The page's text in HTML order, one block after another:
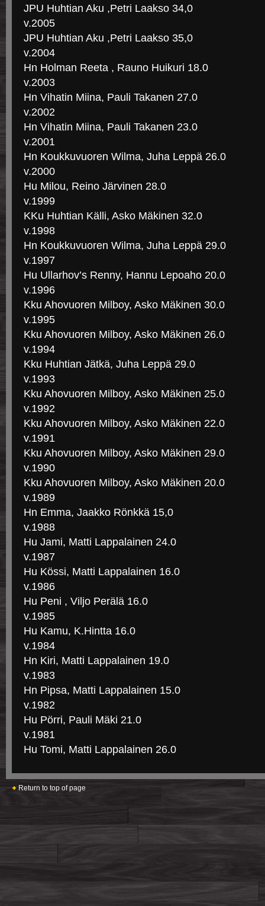
JPU Huhtian Aku ,Petri Laakso 34,0
v.2005
JPU Huhtian Aku ,Petri Laakso 35,0
v.2004
Hn Holman Reeta , Rauno Huikuri 18.0
v.2003
Hn Vihatin Miina, Pauli Takanen 27.0
v.2002
Hn Vihatin Miina, Pauli Takanen 23.0
v.2001
Hn Koukkuvuoren Wilma, Juha Leppä 26.0
v.2000
Hu Milou, Reino Järvinen 28.0
v.1999
KKu Huhtian Källi, Asko Mäkinen 32.0
v.1998
Hn Koukkuvuoren Wilma, Juha Leppä 29.0
v.1997
Hu Ullarhov’s Renny, Hannu Lepoaho 20.0
v.1996
Kku Ahovuoren Milboy, Asko Mäkinen 30.0
v.1995
Kku Ahovuoren Milboy, Asko Mäkinen 26.0
v.1994
Kku Huhtian Jätkä, Juha Leppä 29.0
v.1993
Kku Ahovuoren Milboy, Asko Mäkinen 25.0
v.1992
Kku Ahovuoren Milboy, Asko Mäkinen 22.0
v.1991
Kku Ahovuoren Milboy, Asko Mäkinen 29.0
v.1990
Kku Ahovuoren Milboy, Asko Mäkinen 20.0
v.1989
Hn Emma, Jaakko Rönkkä 15,0
v.1988
Hu Jami, Matti Lappalainen 24.0
v.1987
Hu Kössi, Matti Lappalainen 16.0
v.1986
Hu Peni , Viljo Perälä 16.0
v.1985
Hu Kamu, K.Hintta 16.0
v.1984
Hn Kiri, Matti Lappalainen 19.0
v.1983
Hn Pipsa, Matti Lappalainen 15.0
v.1982
Hu Pörri, Pauli Mäki 21.0
v.1981
Hu Tomi, Matti Lappalainen 26.0
Return to top of page